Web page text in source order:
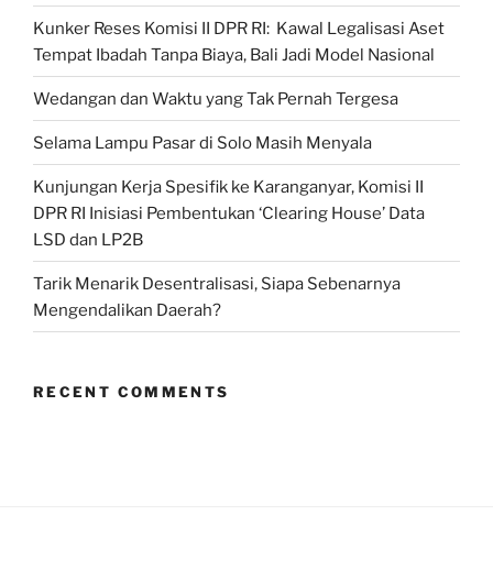
Telkom
Sukseskan
Kartu
BBM
Subsidi”
Kunker Reses Komisi II DPR RI: Kawal Legalisasi Aset
Tempat Ibadah Tanpa Biaya, Bali Jadi Model Nasional
Wedangan dan Waktu yang Tak Pernah Tergesa
Selama Lampu Pasar di Solo Masih Menyala
Kunjungan Kerja Spesifik ke Karanganyar, Komisi II
DPR RI Inisiasi Pembentukan ‘Clearing House’ Data
LSD dan LP2B
Tarik Menarik Desentralisasi, Siapa Sebenarnya
Mengendalikan Daerah?
RECENT COMMENTS